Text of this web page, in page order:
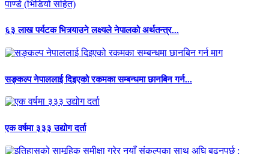
६३ लाख पर्यटक भित्र्याउने लक्ष्यले नेपालको अर्थतन्त्र...
सङ्कल्प नेपाललाई दिइएको रकमका सम्बन्धमा छानबिन गर्न...
एक वर्षमा ३३३ उद्योग दर्ता